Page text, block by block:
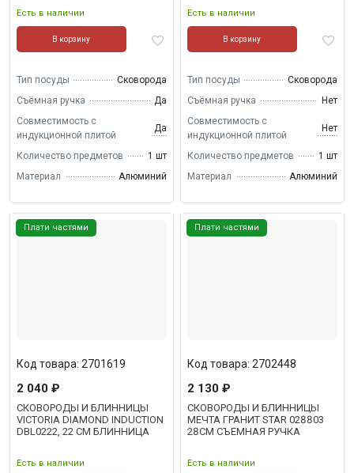
Есть в наличии
В корзину
Тип посуды
Сковорода
Съёмная ручка
Да
Совместимость с
индукционной плитой
Да
Количество предметов
1 шт
Материал
Алюминий
Есть в наличии
В корзину
Тип посуды
Сковорода
Съёмная ручка
Нет
Совместимость с
индукционной плитой
Нет
Количество предметов
1 шт
Материал
Алюминий
Плати частями
СКОВОРОДЫ И БЛИННИЦЫ
VICTORIA DIAMOND INDUCTION
DBL0222, 22 СМ БЛИННИЦА
Есть в наличии
Код товара: 2701619
2 040 ₽
Плати частями
СКОВОРОДЫ И БЛИННИЦЫ
МЕЧТА ГРАНИТ STAR 028803
28СМ СЪЕМНАЯ РУЧКА
Есть в наличии
Код товара: 2702448
2 130 ₽